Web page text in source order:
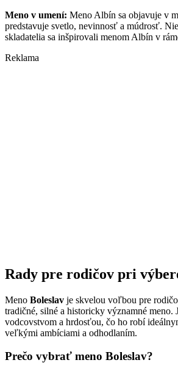
Meno v umení: Meno Albín sa objavuje v
predstavuje svetlo, nevinnosť a múdrosť.
skladatelia sa inšpirovali menom Albín v
Reklama
Rady pre rodičov pri
Meno Boleslav je skvelou voľbou pre
tradičné, silné a historicky významné meno.
vodcovstvom a hrdosťou, čo ho robí
veľkými ambíciami a odhodlaním.
Prečo vybrať meno Boleslav?